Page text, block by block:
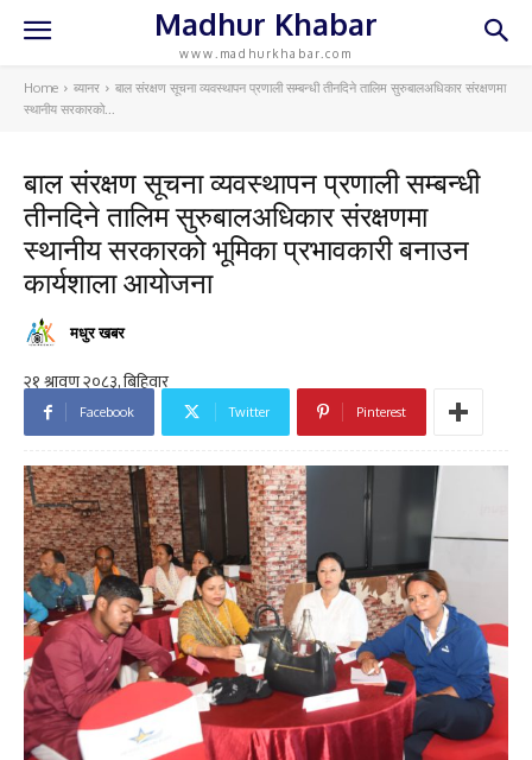
Madhur Khabar
www.madhurkhabar.com
Home ब्यानर
बाल संरक्षण सूचना व्यवस्थापन प्रणाली सम्बन्धी तीनदिने तालिम सुरुबालअधिकार संरक्षणमा
स्थानीय सरकारको...
बाल संरक्षण सूचना व्यवस्थापन प्रणाली सम्बन्धी
तीनदिने तालिम सुरुबालअधिकार संरक्षणमा
स्थानीय सरकारको भूमिका प्रभावकारी बनाउन
कार्यशाला आयोजना
मधुर खबर
Facebook Twitter Pinterest